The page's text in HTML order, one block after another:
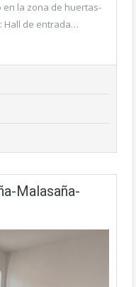
en la zona de huertas-
Hall de entrada…
Malasaña-